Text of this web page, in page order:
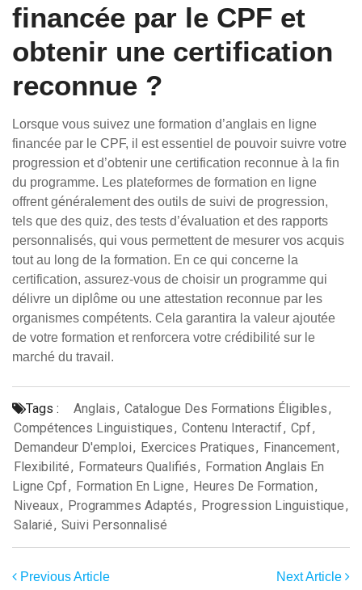
financée par le CPF et
obtenir une certification
reconnue ?
Lorsque vous suivez une formation d’anglais en ligne
financée par le CPF, il est essentiel de pouvoir suivre votre
progression et d’obtenir une certification reconnue à la fin
du programme. Les plateformes de formation en ligne
offrent généralement des outils de suivi de progression,
tels que des quiz, des tests d’évaluation et des rapports
personnalisés, qui vous permettent de mesurer vos acquis
tout au long de la formation. En ce qui concerne la
certification, assurez-vous de choisir un programme qui
délivre un diplôme ou une attestation reconnue par les
organismes compétents. Cela garantira la valeur ajoutée
de votre formation et renforcera votre crédibilité sur le
marché du travail.
Tags : Anglais, Catalogue Des Formations Éligibles,
Compétences Linguistiques, Contenu Interactif, Cpf,
Demandeur D'emploi, Exercices Pratiques, Financement,
Flexibilité, Formateurs Qualifiés, Formation Anglais En
Ligne Cpf, Formation En Ligne, Heures De Formation,
Niveaux, Programmes Adaptés, Progression Linguistique,
Salarié, Suivi Personnalisé
Previous Article Next Article